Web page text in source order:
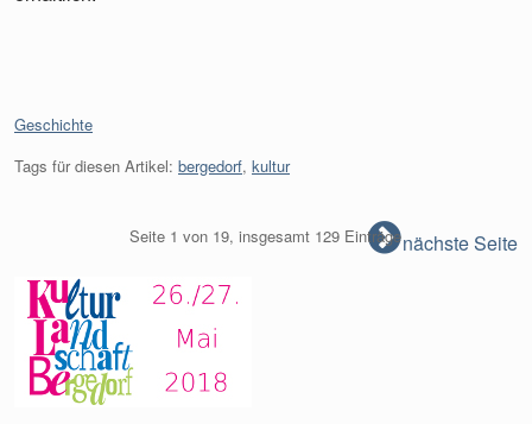
Kategorien:
Geschichte
Tags für diesen Artikel: bergedorf, kultur
Seite 1 von 19, insgesamt 129 Einträgenächste Seite